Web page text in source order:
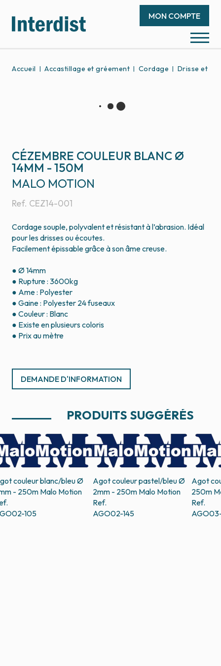
MON COMPTE
Accueil Accastillage et gréement Cordage Drisse et
CÉZEMBRE COULEUR BLANC Ø
14MM - 150M
Ref. CEZ14-001
MALO MOTION
Cordage souple, polyvalent et résistant à l’abrasion. Idéal
pour les drisses ou écoutes.
Facilement épissable grâce à son âme creuse.
● Ø 14mm
● Rupture : 3600kg
● Ame : Polyester
● Gaine : Polyester 24 fuseaux
● Couleur : Blanc
● Existe en plusieurs coloris
● Prix au mètre
DEMANDE D'INFORMATION
PRODUITS SUGGÉRÉS
couleur blanc/bleu Ø
- 250m Malo Motion
105
Agot couleur pastel/bleu Ø
2mm - 250m Malo Motion
Ref.
AGO02-145
Agot
250m
Ref.